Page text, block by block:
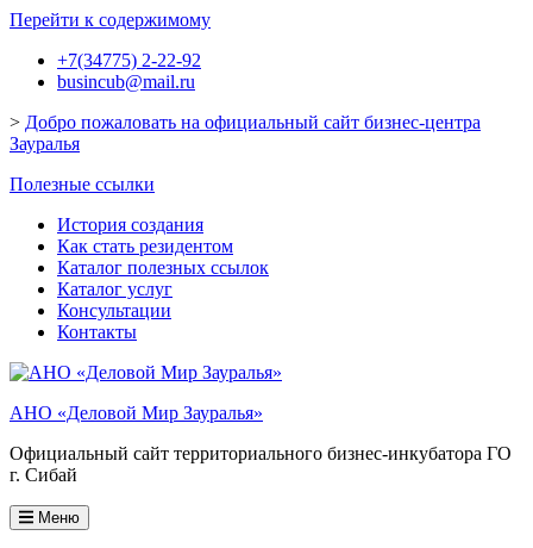
Перейти к содержимому
+7(34775) 2-22-92
busincub@mail.ru
> Добро пожаловать на официальный сайт бизнес-центра
Зауралья
Полезные ссылки
История создания
Как стать резидентом
Каталог полезных ссылок
Каталог услуг
Консультации
Контакты
АНО «Деловой Мир Зауралья»
Официальный сайт территориального бизнес-инкубатора ГО
г. Сибай
Меню